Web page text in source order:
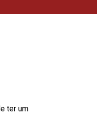
ter um